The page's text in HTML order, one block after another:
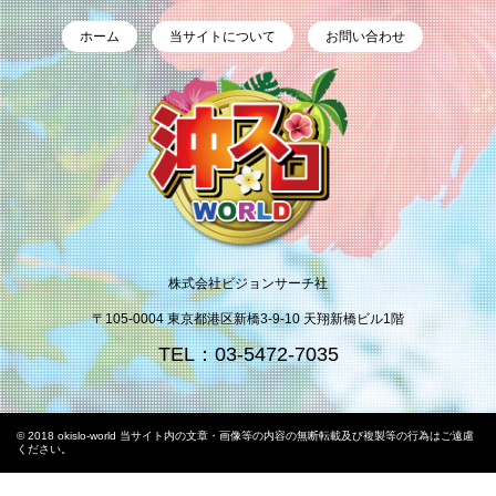
ホーム 当サイトについて お問い合わせ
株式会社ビジョンサーチ社
〒105-0004 東京都港区新橋3-9-10 天翔新橋ビル1階
TEL：03-5472-7035
© 2018 okislo-world 当サイト内の文章・画像等の内容の無断転載及び複製等の行為はご遠慮
ください。